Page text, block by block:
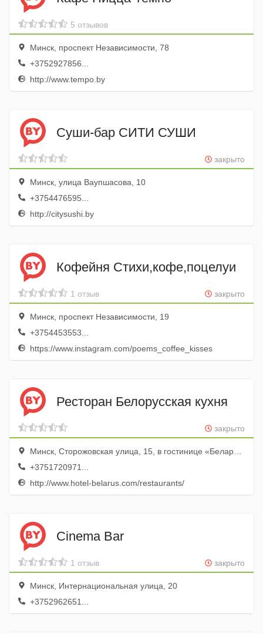
5 отзывов
Минск, проспект Независимости, 78
+3752927856...
http://www.tempo.by
Суши-бар СИТИ СУШИ
закрыто
Минск, улица Ваупшасова, 10
+3754476595...
http://citysushi.by
Кофейня Стихи,кофе,поцелуи
закрыто
1 отзыв
Минск, проспект Независимости, 19
+3754453553...
https://www.instagram.com/poems_coffee_kisses
Ресторан Белорусская кухня
закрыто
Минск, Сторожовская улица, 15, в гостинице «Беларусь»
+3751720971...
http://www.hotel-belarus.com/restaurants/
Cinema Bar
закрыто
1 отзыв
Минск, Интернациональная улица, 20
+3752962651...